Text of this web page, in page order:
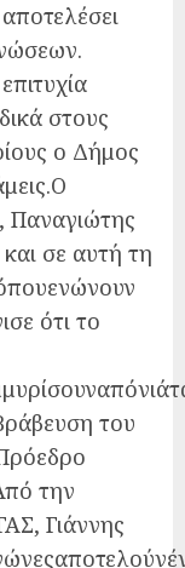
στους
ο Δήμος
Παναγιώτης
σε αυτή τη
ότι το
του
την
Γιάννης